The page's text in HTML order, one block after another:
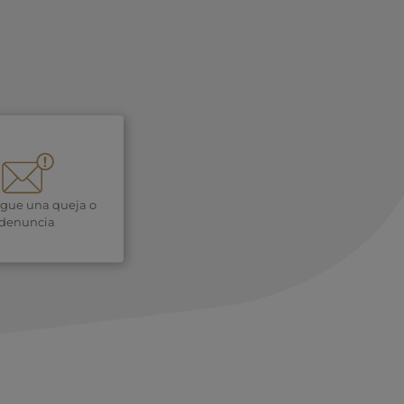
una queja o